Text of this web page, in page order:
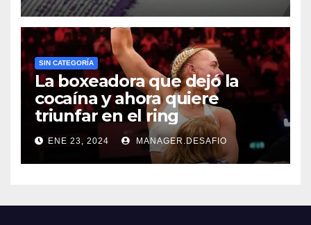
SIN CATEGORÍA
La boxeadora que dejó la
cocaína y ahora quiere
triunfar en el ring​
ENE 23, 2024 MANAGER.DESAFIO